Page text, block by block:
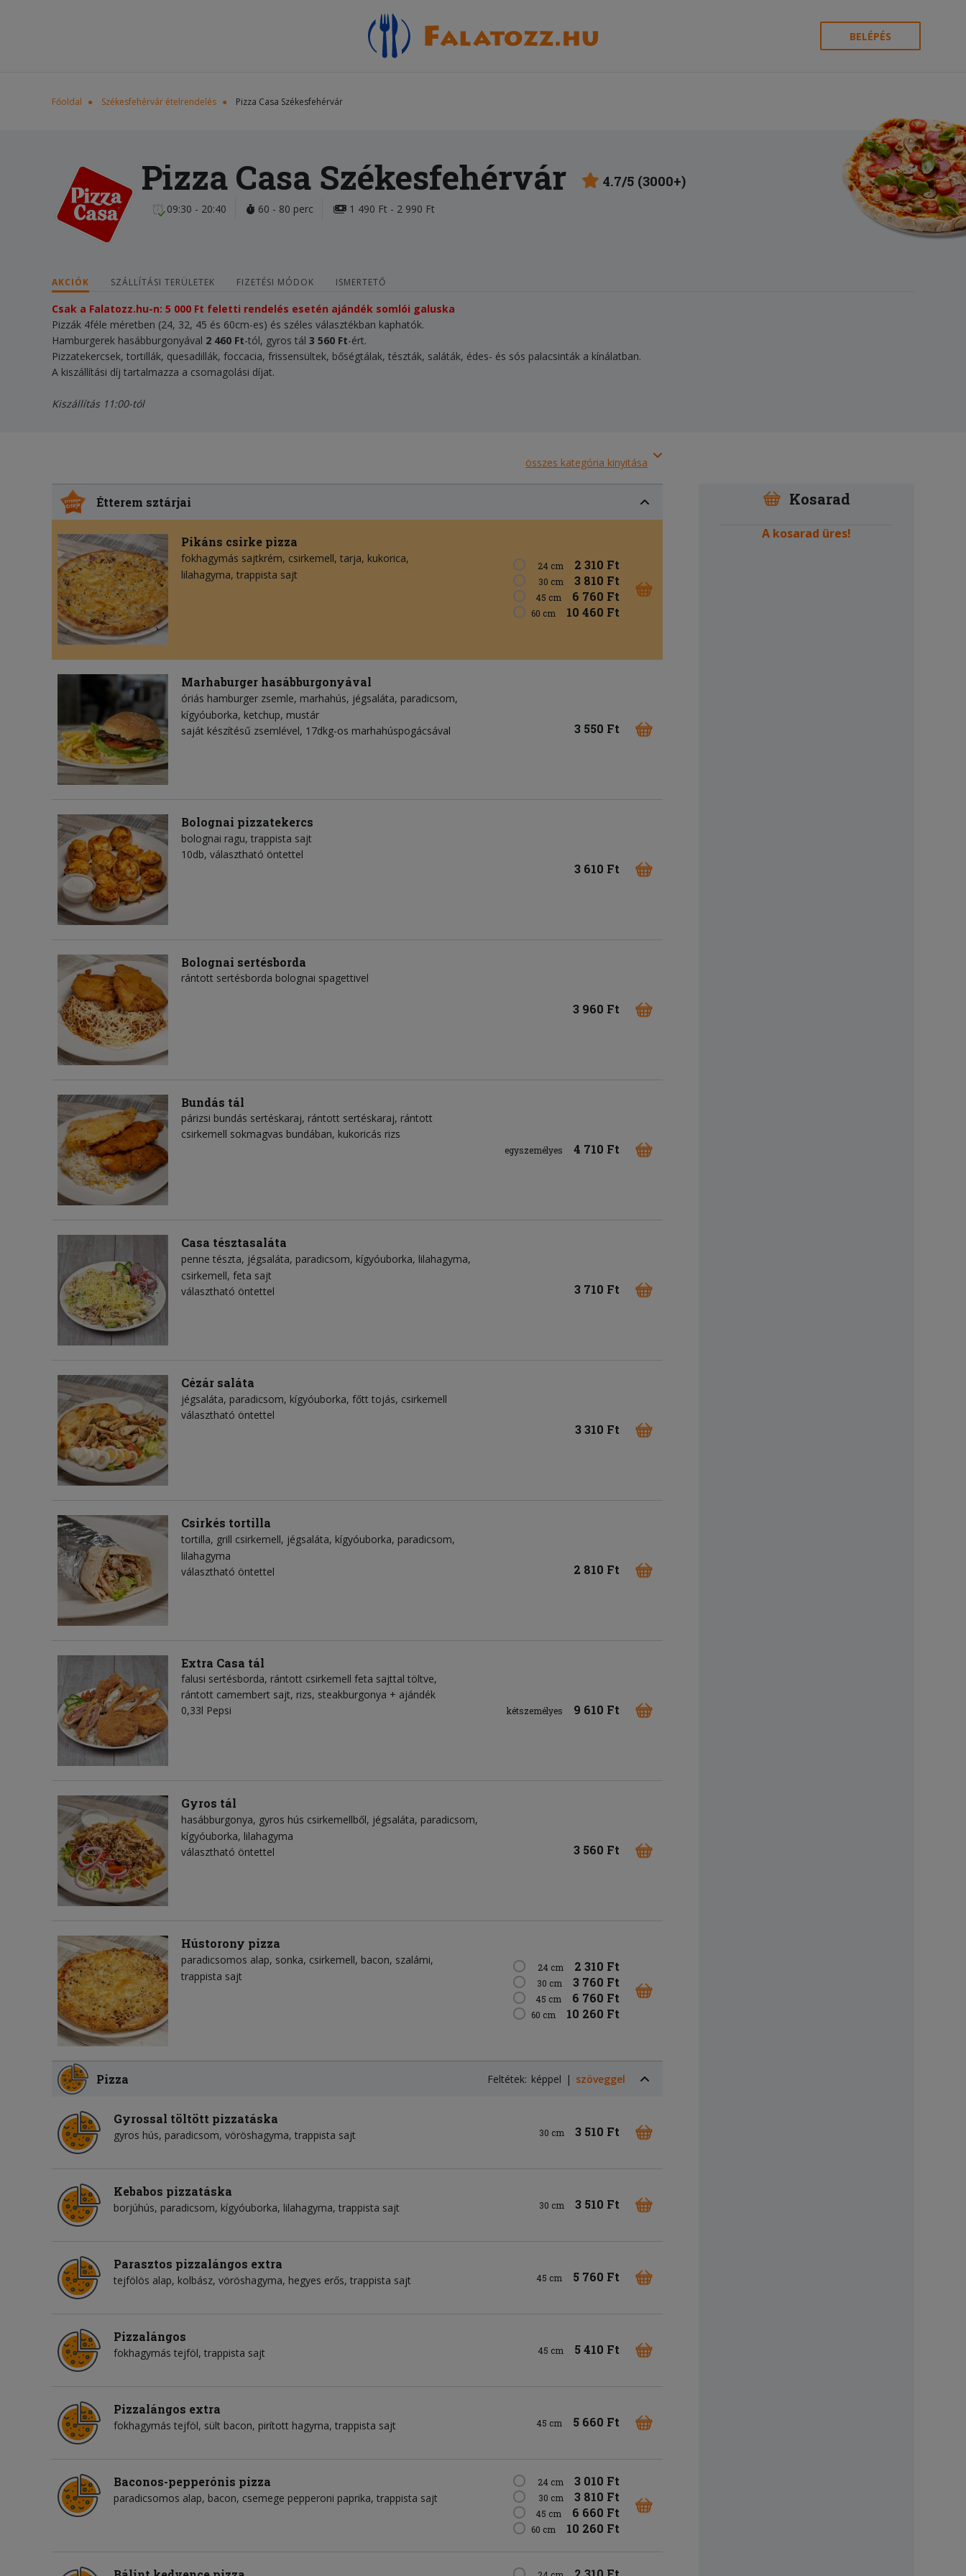
BELÉPÉS
Főoldal Székesfehérvár ételrendelés Pizza Casa Székesfehérvár
Pizza Casa Székesfehérvár 4.7/5 (3000+)
09:30 - 20:40 60 - 80 perc 1 490 Ft - 2 990 Ft
AKCIÓK SZÁLLÍTÁSI TERÜLETEK FIZETÉSI MÓDOK ISMERTETŐ
Csak a Falatozz.hu-n: 5 000 Ft feletti rendelés esetén ajándék somlói galuska
Pizzák 4féle méretben (24, 32, 45 és 60cm-es) és széles választékban kaphatók.
Hamburgerek hasábburgonyával 2 460 Ft-tól, gyros tál 3 560 Ft-ért.
Pizzatekercsek, tortillák, quesadillák, foccacia, frissensültek, bőségtálak, tészták, saláták, édes- és sós palacsinták a kínálatban.
A kiszállítási díj tartalmazza a csomagolási díjat.
Kiszállítás 11:00-tól
összes kategória kinyitása
Étterem sztárjai
Pikáns csirke pizza
fokhagymás sajtkrém csirkemell tarja kukorica
lilahagyma trappista sajt
24 cm 2 310 Ft
30 cm 3 810 Ft
45 cm 6 760 Ft
60 cm 10 460 Ft
Marhaburger hasábburgonyával
óriás hamburger zsemle marhahús jégsaláta paradicsom
kígyóuborka ketchup mustár
saját készítésű zsemlével, 17dkg-os marhahúspogácsával
3 550 Ft
Bolognai pizzatekercs
bolognai ragu trappista sajt
10db, választható öntettel
3 610 Ft
Bolognai sertésborda
rántott sertésborda bolognai spagettivel
3 960 Ft
Bundás tál
párizsi bundás sertéskaraj, rántott sertéskaraj, rántott
csirkemell sokmagvas bundában, kukoricás rizs
egyszemélyes 4 710 Ft
Casa tésztasaláta
penne tészta jégsaláta paradicsom kígyóuborka lilahagyma
csirkemell feta sajt
választható öntettel
3 710 Ft
Cézár saláta
jégsaláta paradicsom kígyóuborka főtt tojás csirkemell
választható öntettel
3 310 Ft
Csirkés tortilla
tortilla grill csirkemell jégsaláta kígyóuborka paradicsom
lilahagyma
választható öntettel
2 810 Ft
Extra Casa tál
falusi sertésborda, rántott csirkemell feta sajttal töltve,
rántott camembert sajt, rizs, steakburgonya + ajándék
0,33l Pepsi
kétszemélyes 9 610 Ft
Gyros tál
hasábburgonya gyros hús csirkemellből jégsaláta paradicsom
kígyóuborka lilahagyma
választható öntettel
3 560 Ft
Hústorony pizza
paradicsomos alap sonka csirkemell bacon szalámi
trappista sajt
24 cm 2 310 Ft
30 cm 3 760 Ft
45 cm 6 760 Ft
60 cm 10 260 Ft
Pizza Feltétek: képpel szöveggel
Gyrossal töltött pizzatáska
gyros hús paradicsom vöröshagyma trappista sajt 30 cm 3 510 Ft
Kebabos pizzatáska
borjúhús paradicsom kígyóuborka lilahagyma trappista sajt 30 cm 3 510 Ft
Parasztos pizzalángos extra
tejfölös alap kolbász vöröshagyma hegyes erős trappista sajt 45 cm 5 760 Ft
Pizzalángos
fokhagymás tejföl trappista sajt 45 cm 5 410 Ft
Pizzalángos extra
fokhagymás tejföl sült bacon pirított hagyma trappista sajt 45 cm 5 660 Ft
Baconos-pepperónis pizza
paradicsomos alap bacon csemege pepperoni paprika trappista sajt
24 cm 3 010 Ft
30 cm 3 810 Ft
45 cm 6 660 Ft
60 cm 10 260 Ft
Kosarad
A kosarad üres!